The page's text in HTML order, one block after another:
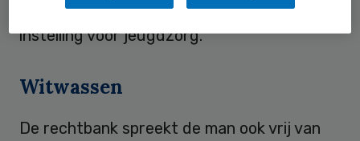
meisjes was in het verleden cliënte van de
instelling voor jeugdzorg.
Witwassen
De rechtbank spreekt de man ook vrij van